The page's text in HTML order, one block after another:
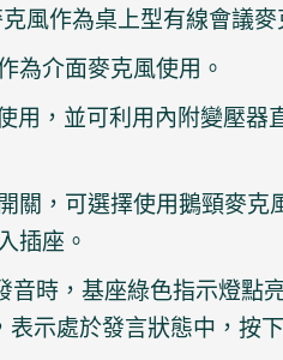
風作為桌上型有線會議麥
為介面麥克風使用。
用，並可利用內附變壓器
關，可選擇使用鵝頸麥克
插座。
時，基座綠色指示燈點
示處於發言狀態中，按